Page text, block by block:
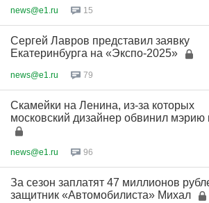
news@e1.ru 15
Сергей Лавров представил заявку
Екатеринбурга на «Экспо-2025»
news@e1.ru 79
Скамейки на Ленина, из-за которых
московский дизайнер обвинил мэрию
news@e1.ru 96
За сезон заплатят 47 миллионов
защитник «Автомобилиста» Михал